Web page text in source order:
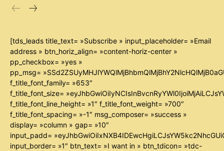
[tds_leads title_text= »Subscribe » input_placeholder= »Email
address » btn_horiz_align= »content-horiz-center »
pp_checkbox= »yes »
pp_msg=
f_title_font_family= »653″
f_title_font_size=
f_title_font_line_height= »1″ f_title_font_weight= »700″
f_title_font_spacing= »-1″ msg_composer= »success »
display= »column » gap= »10″
input_padd=
input_border= »1″ btn_text= »I want in » btn_tdicon= »tdc-